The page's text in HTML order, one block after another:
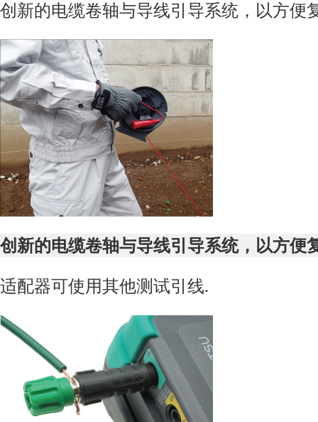
创新的电缆卷轴与导线引导系统，以方便
创新的电缆卷轴与导线引导系统，以方便
适配器可使用其他测试引线.